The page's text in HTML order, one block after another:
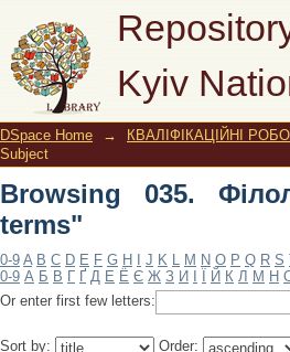
Kyiv
Browsing 035.
DSpace Home → КВАЛІФІКАЦІЙНІ
Subject
Browsing 035.
terms"
0-9 A B C D E F G H J K L M N O P Q R S
0-9 А Б В Г Ґ Д Е Ё Є Ж З И Й К Л М Н
Or enter first few letters:
Sort by: Order: